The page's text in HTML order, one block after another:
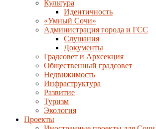
Культура
Идентичность
«Умный Сочи»
Администрация города и ГСС
Слушания
Документы
Градсовет и Архсекция
Общественный градсовет
Недвижимость
Инфраструктура
Развитие
Туризм
Экология
Проекты